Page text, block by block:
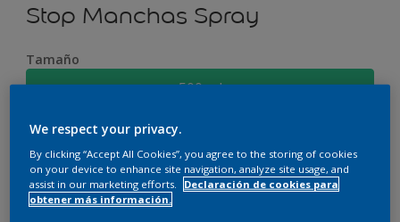
Stop Manchas Spray
Tamaño
500 ml
Cantidad
We respect your privacy.
By clicking “Accept All Cookies”, you agree to the storing of cookies
on your device to enhance site navigation, analyze site usage, and
assist in our marketing efforts.
Declaración de cookies para
obtener más información.